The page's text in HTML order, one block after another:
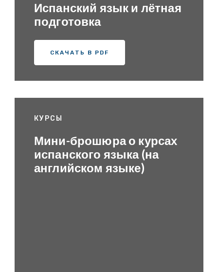
Испанский язык и лётная
подготовка
СКАЧАТЬ В PDF
КУРСЫ
Мини-брошюра о курсах
испанского языка (на
английском языке)